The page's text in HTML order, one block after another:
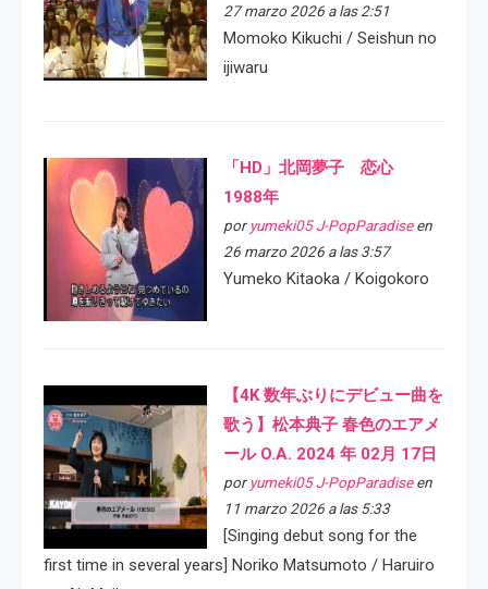
27 marzo 2026 a las 2:51
Momoko Kikuchi / Seishun no
ijiwaru
「HD」北岡夢子 恋心
1988年
por yumeki05 J-PopParadiseen
26 marzo 2026 a las 3:57
Yumeko Kitaoka / Koigokoro
【4K 数年ぶりにデビュー曲を
歌う】松本典子 春色のエアメ
ール O.A. 2024 年 02月 17日
por yumeki05 J-PopParadiseen
11 marzo 2026 a las 5:33
[Singing debut song for the
first time in several years] Noriko Matsumoto / Haruiro